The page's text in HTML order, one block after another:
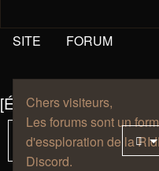
SITE FORUM
Chers visiteurs,
Les forums sont un
d'essploration de la
Discord.
[Événement] La p'tite
Sujet
verrouillé